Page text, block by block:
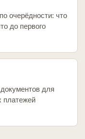
очерёдности: что
до первого
для
платежей